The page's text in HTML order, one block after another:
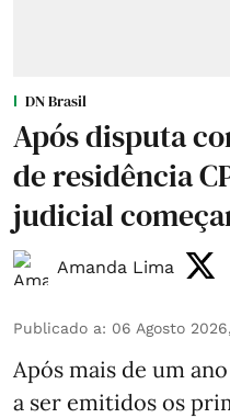
DN Brasil
Após disputa
de residência
judicial
Amanda Lima
Publicado a: 06 Agosto
Após mais de um
a ser emitidos os